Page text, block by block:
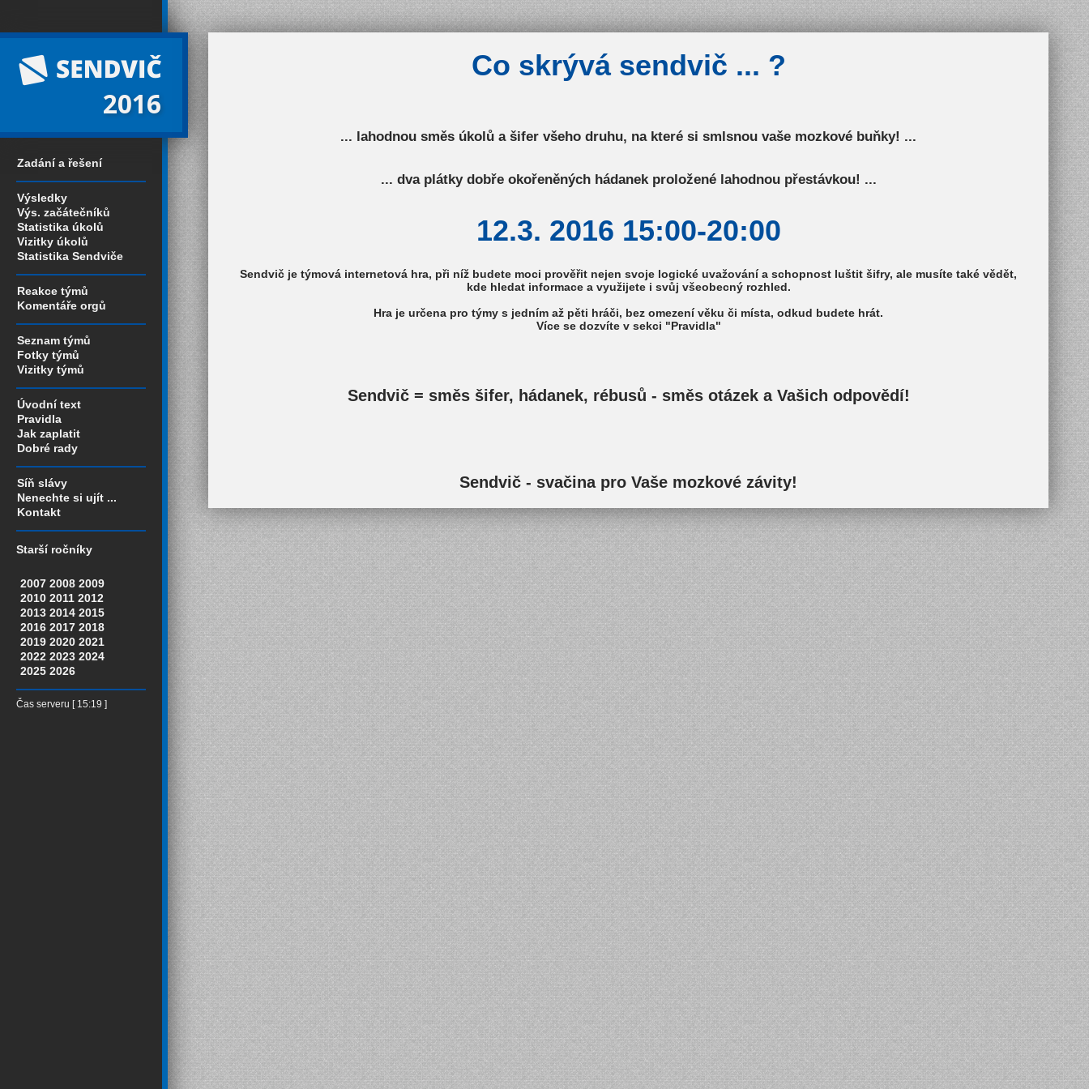
2016
Zadání a řešení
Výsledky
Výs. začátečníků
Statistika úkolů
Vizitky úkolů
Statistika Sendviče
Reakce týmů
Komentáře orgů
Seznam týmů
Fotky týmů
Vizitky týmů
Úvodní text
Pravidla
Jak zaplatit
Dobré rady
Síň slávy
Nenechte si ujít ...
Kontakt
Starší ročníky
2007 2008 2009
2010 2011 2012
2013 2014 2015
2016 2017 2018
2019 2020 2021
2022 2023 2024
2025 2026
Čas serveru [ 15:19 ]
Co skrývá sendvič ... ?
... lahodnou směs úkolů a šifer všeho druhu, na které si smlsnou vaše mozkové buňky! ...
... dva plátky dobře okořeněných hádanek proložené lahodnou přestávkou! ...
12.3. 2016 15:00-20:00
Sendvič je týmová internetová hra, při níž budete moci prověřit nejen svoje logické uvažování a schopnost luštit šifry, ale musíte také vědět,
kde hledat informace a využijete i svůj všeobecný rozhled.
Hra je určena pro týmy s jedním až pěti hráči, bez omezení věku či místa, odkud budete hrát.
Více se dozvíte v sekci "Pravidla"
Sendvič = směs šifer, hádanek, rébusů - směs otázek a Vašich odpovědí!
Sendvič - svačina pro Vaše mozkové závity!